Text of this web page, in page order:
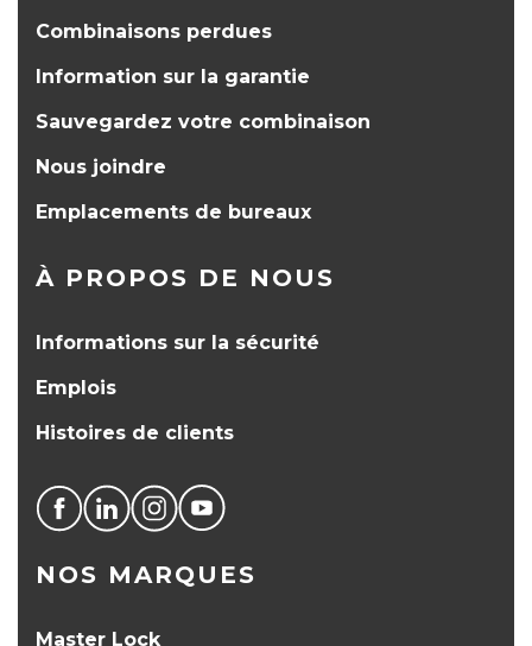
Combinaisons perdues
Information sur la garantie
Sauvegardez votre combinaison
Nous joindre
Emplacements de bureaux
À PROPOS DE NOUS
Informations sur la sécurité
Emplois
Histoires de clients
NOS MARQUES
Master Lock